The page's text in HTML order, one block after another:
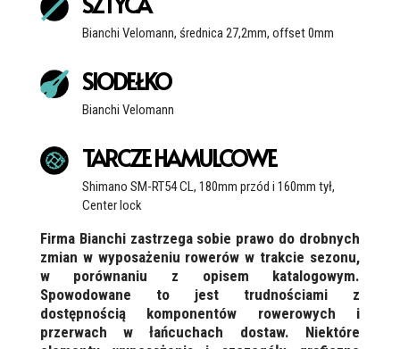
Bianchi Velomann, średnica 27,2mm, offset 0mm
SIODEŁKO
Bianchi Velomann
TARCZE HAMULCOWE
Shimano SM-RT54 CL, 180mm przód i 160mm tył,
Center lock
Firma Bianchi zastrzega sobie prawo do drobnych
zmian w wyposażeniu rowerów w trakcie sezonu,
w porównaniu z opisem katalogowym.
Spowodowane to jest trudnościami z
dostępnością komponentów rowerowych i
przerwach w łańcuchach dostaw. Niektóre